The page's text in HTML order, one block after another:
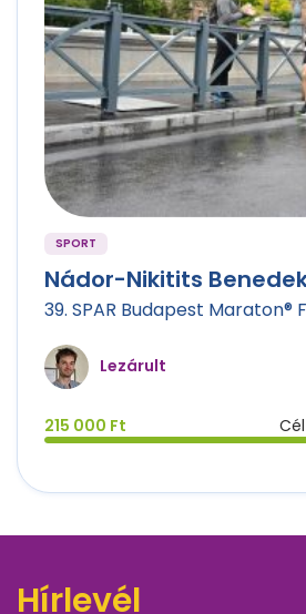
SPORT
Nádor-Nikitits
39. SPAR Budapest Maraton®
Lezárult
215 000 Ft Cél
Hírlevél